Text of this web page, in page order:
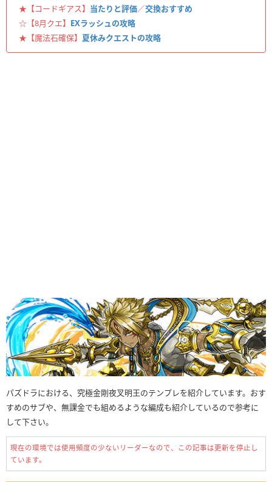
★【コードギアス】 当たりと評価／交換おすすめ
☆【8月クエ】 EXラッシュの攻略
★【魔法石確保】 夏休みクエストの攻略
パズドラにおける、究極金剛夜叉明王のテンプレを紹介しています。おす
すめのサブや、無課金でも組めるような編成も紹介しているので参考に
して下さい。
現在の環境では使用頻度の少ないリーダーなので、この記事は更新を停止し
ています。